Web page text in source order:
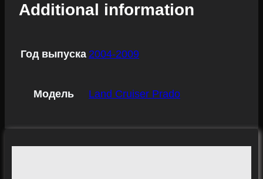
Additional information
Год выпуска 2004-2009
Модель Land Cruiser Prado